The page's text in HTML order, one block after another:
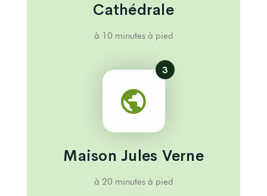
Cathédrale
à 10 minutes à pied
3
Maison Jules Verne
à 20 minutes à pied